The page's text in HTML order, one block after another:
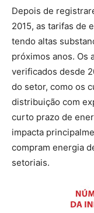
Depois de
2015, as tarifas de
tendo altas
próximos anos. Os
verificados desde
do setor, como os
distribuição com
curto prazo de
impacta
compram energia
setoriais.